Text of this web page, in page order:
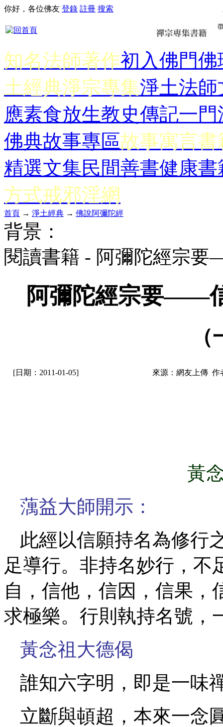
你好，各位佛友 登錄 註冊 搜索
知名法師著作初入佛門佛
土經典淨宗專集淨土法師
應素食放生教史傳記一門
佛典故事專區故事寓言書
精選文集民間善書健康書
方式戒邪淫網
首頁 → 淨土經典 → 佛說阿彌陀經
背景：
閱讀書籍 - 阿彌陀經宗
阿彌陀經宗要——
[日期：2011-01-05] 來源：網友上傳 作
黃
蕅益大師開示：
此經以信願持名為修行
足導行。非持名妙行，
自，信他，信因，信果，
求極樂。行則執持名號，
黃念祖大德偈
誰知六字明，即是一味
立斷與頓超，本來一念